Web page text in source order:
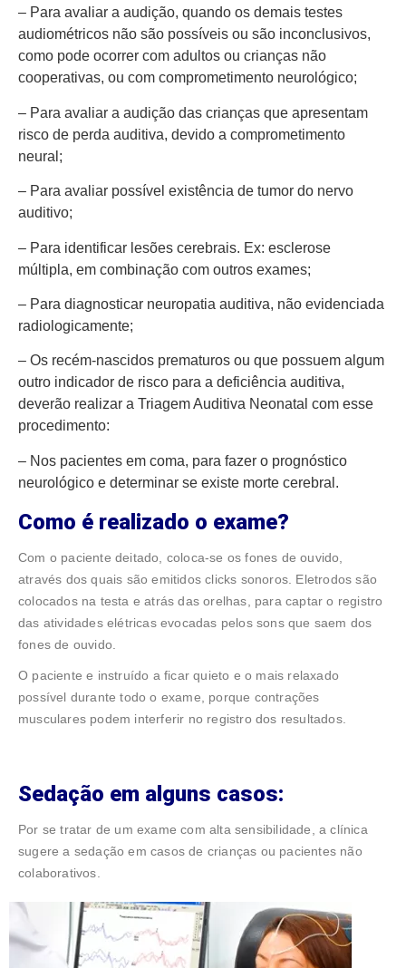
– Para avaliar a audição, quando os demais testes
audiométricos não são possíveis ou são inconclusivos,
como pode ocorrer com adultos ou crianças não
cooperativas, ou com comprometimento neurológico;
– Para avaliar a audição das crianças que apresentam
risco de perda auditiva, devido a comprometimento
neural;
– Para avaliar possível existência de tumor do nervo
auditivo;
– Para identificar lesões cerebrais. Ex: esclerose
múltipla, em combinação com outros exames;
– Para diagnosticar neuropatia auditiva, não evidenciada
radiologicamente;
– Os recém-nascidos prematuros ou que possuem algum
outro indicador de risco para a deficiência auditiva,
deverão realizar a Triagem Auditiva Neonatal com esse
procedimento:
– Nos pacientes em coma, para fazer o prognóstico
neurológico e determinar se existe morte cerebral.
Como é realizado o exame?
Com o paciente deitado, coloca-se os fones de ouvido,
através dos quais são emitidos clicks sonoros. Eletrodos são
colocados na testa e atrás das orelhas, para captar o registro
das atividades elétricas evocadas pelos sons que saem dos
fones de ouvido.
O paciente e instruído a ficar quieto e o mais relaxado
possível durante todo o exame, porque contrações
musculares podem interferir no registro dos resultados.
Sedação em alguns casos:
Por se tratar de um exame com alta sensibilidade, a clínica
sugere a sedação em casos de crianças ou pacientes não
colaborativos.